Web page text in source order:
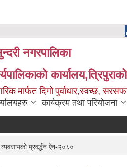
नगरपालिका
मार्फत दिगो पुर्वाधार,स्वच्छ,
कार्यक्रम तथा परियोजना
व्यवसायको प्रवर्द्धन ऐन-२०८०